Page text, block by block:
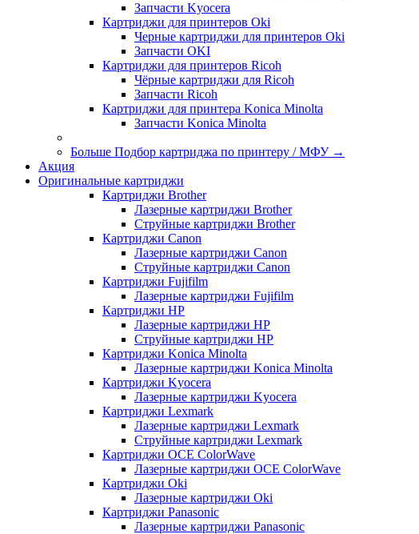
Запчасти Kyocera
Картриджи для принтеров Oki
Черные картриджи для принтеров Oki
Запчасти OKI
Картриджи для принтеров Ricoh
Чёрные картриджи для Ricoh
Запчасти Ricoh
Картриджи для принтера Konica Minolta
Запчасти Koniсa Minolta
Больше Подбор картриджа по принтеру / МФУ →
Акция
Оригинальные картриджи
Картриджи Brother
Лазерные картриджи Brother
Струйные картриджи Brother
Картриджи Canon
Лазерные картриджи Canon
Струйные картриджи Canon
Картриджи Fujifilm
Лазерные картриджи Fujifilm
Картриджи HP
Лазерные картриджи HP
Струйные картриджи HP
Картриджи Konica Minolta
Лазерные картриджи Konica Minolta
Картриджи Kyocera
Лазерные картриджи Kyocera
Картриджи Lexmark
Лазерные картриджи Lexmark
Струйные картриджи Lexmark
Картриджи OCE ColorWave
Лазерные картриджи OCE ColorWave
Картриджи Oki
Лазерные картриджи Oki
Картриджи Panasonic
Лазерные картриджи Panasonic